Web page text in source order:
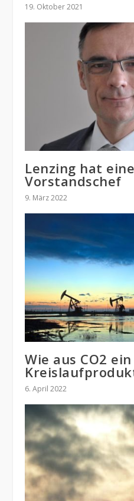
19. Oktober 2021
Lenzing hat
Vorstandschef
9. März 2022
Wie aus CO2 ein
6. April 2022